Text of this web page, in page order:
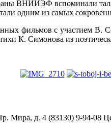
ВНИИЭФ вспоминали
одним из самых
фильмов с участием
К. Симонова из
Мира, д. 4 (83130) 9-94-08